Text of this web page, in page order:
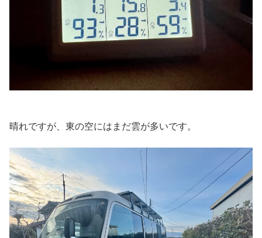
晴れですが、東の空にはまだ雲が多いです。